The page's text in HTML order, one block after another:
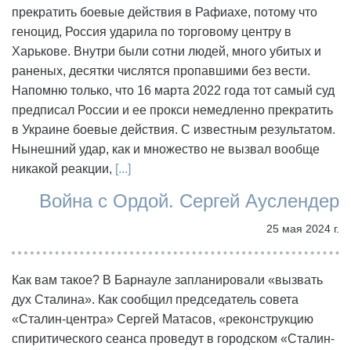
прекратить боевые действия в Рафиахе, потому что
геноцид, Россия ударила по торговому центру в
Харькове. Внутри были сотни людей, много убитых и
раненых, десятки числятся пропавшими без вести.
Напомню только, что 16 марта 2022 года тот самый суд
предписал России и ее прокси немедленно прекратить
в Украине боевые действия. С известным результатом.
Нынешний удар, как и множество не вызвал вообще
никакой реакции, [...]
Война с Ордой. Сергей Ауслендер
25 мая 2024 г.
​Как вам такое? В Барнауле запланировали «вызвать
дух Сталина». Как сообщил председатель совета
«Сталин-центра» Сергей Матасов, «реконструкцию
спиритического сеанса проведут в городском «Сталин-